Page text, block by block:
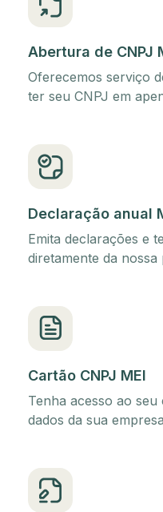
Abertura de CNPJ
Oferecemos serviço
ter seu CNPJ em
Declaração anual
Emita declarações e
diretamente da nossa
Cartão CNPJ MEI
Tenha acesso ao
dados da sua